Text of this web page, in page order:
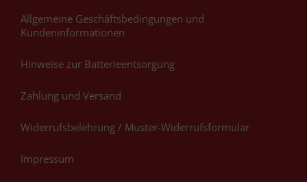
Allgemeine Geschäftsbedingungen und
Kundeninformationen
Hinweise zur Batterieentsorgung
Zahlung und Versand
Widerrufsbelehrung / Muster-Widerrufsformular
Impressum